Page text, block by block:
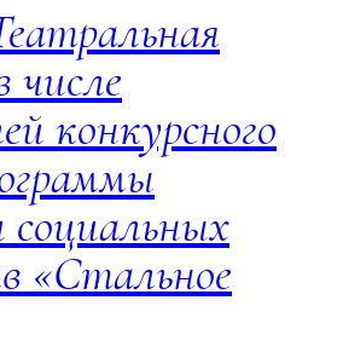
числе
конкурсного
социальных
«Стальное